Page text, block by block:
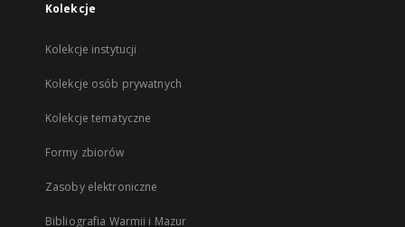
Kolekcje
Kolekcje instytucji
Kolekcje osób prywatnych
Kolekcje tematyczne
Formy zbiorów
Zasoby elektroniczne
Bibliografia Warmii i Mazur